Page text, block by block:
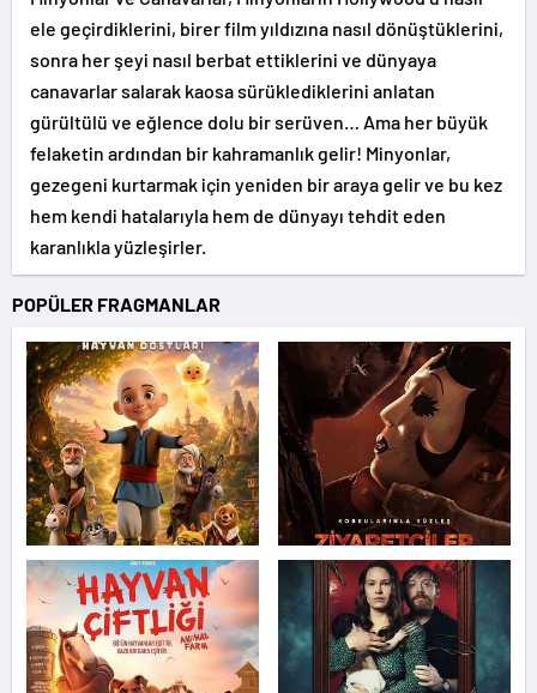
ele geçirdiklerini, birer film yıldızına nasıl dönüştüklerini,
sonra her şeyi nasıl berbat ettiklerini ve dünyaya
canavarlar salarak kaosa sürüklediklerini anlatan
gürültülü ve eğlence dolu bir serüven… Ama her büyük
felaketin ardından bir kahramanlık gelir! Minyonlar,
gezegeni kurtarmak için yeniden bir araya gelir ve bu kez
hem kendi hatalarıyla hem de dünyayı tehdit eden
karanlıkla yüzleşirler.
POPÜLER FRAGMANLAR